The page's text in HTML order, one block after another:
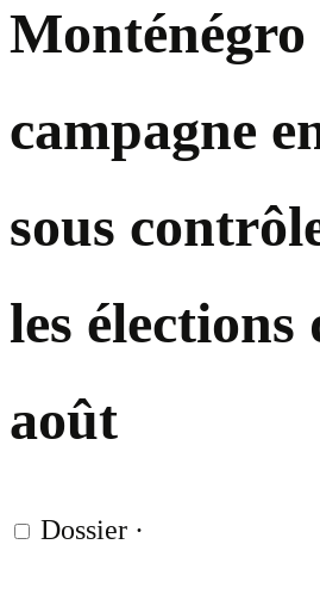
Monténégro
campagne
sous
les élections
août
Dossier ·